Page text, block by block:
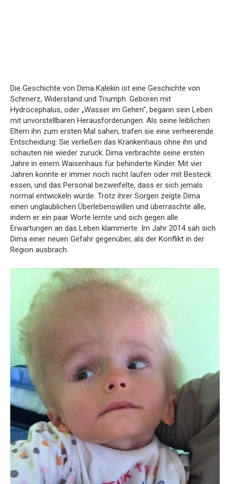
Die Geschichte von Dima Kalekin ist eine Geschichte von
Schmerz, Widerstand und Triumph. Geboren mit
Hydrocephalus, oder „Wasser im Gehirn“, begann sein Leben
mit unvorstellbaren Herausforderungen. Als seine leiblichen
Eltern ihn zum ersten Mal sahen, trafen sie eine verheerende
Entscheidung: Sie verließen das Krankenhaus ohne ihn und
schauten nie wieder zurück. Dima verbrachte seine ersten
Jahre in einem Waisenhaus für behinderte Kinder. Mit vier
Jahren konnte er immer noch nicht laufen oder mit Besteck
essen, und das Personal bezweifelte, dass er sich jemals
normal entwickeln würde. Trotz ihrer Sorgen zeigte Dima
einen unglaublichen Überlebenswillen und überraschte alle,
indem er ein paar Worte lernte und sich gegen alle
Erwartungen an das Leben klammerte. Im Jahr 2014 sah sich
Dima einer neuen Gefahr gegenüber, als der Konflikt in der
Region ausbrach.